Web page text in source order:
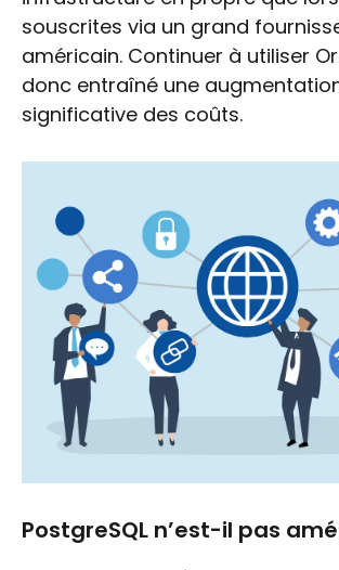
souscrites via un grand
américain. Continuer à utiliser
donc entraîné une
significative des coûts.
PostgreSQL n’est-il pas